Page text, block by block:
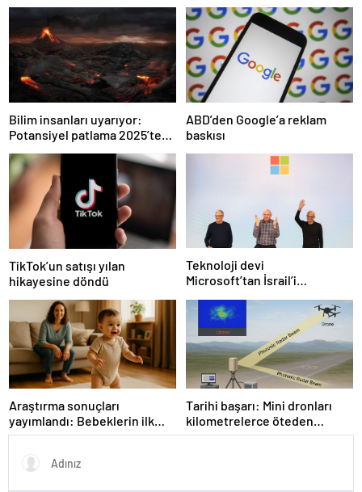
Bilim insanları uyarıyor:
Potansiyel patlama 2025’te
bekleniyor!
ABD’den Google’a reklam
baskısı
TikTok’un satışı yılan
hikayesine döndü
Teknoloji devi
Microsoft’tan İsrail’i
Araştırma sonuçları
yayımlandı: Bebeklerin ilk
adımında genetik ve çevre
Tarihi başarı: Mini dronları
kilometrelerce öteden
saptadı